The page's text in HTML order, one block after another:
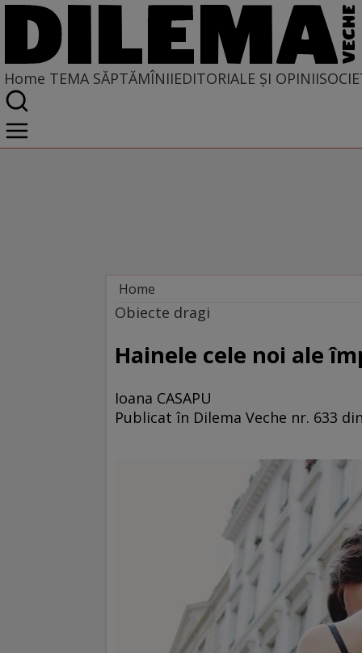
Home TEMA SĂPTĂMÎNIIEDITORIALE ȘI OPINII
Home
Tema săptămînii
Obiecte dragi
Hainele cele noi ale
Ioana CASAPU
Publicat în Dilema Veche nr. 633